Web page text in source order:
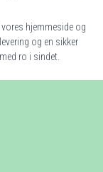
hjemmeside og
og en sikker
ro i sindet.